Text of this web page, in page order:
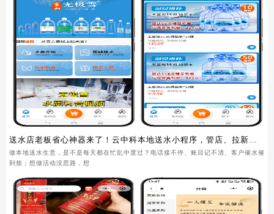
送水店老板省心神器来了！云中科本地送水小程序，管店、拉新、
锁客一步到位
做本地送水生意，是不是每天都在忙乱中度过？电话接不停、账目记不清、客户催水催
到烦；想做活动没思路，想